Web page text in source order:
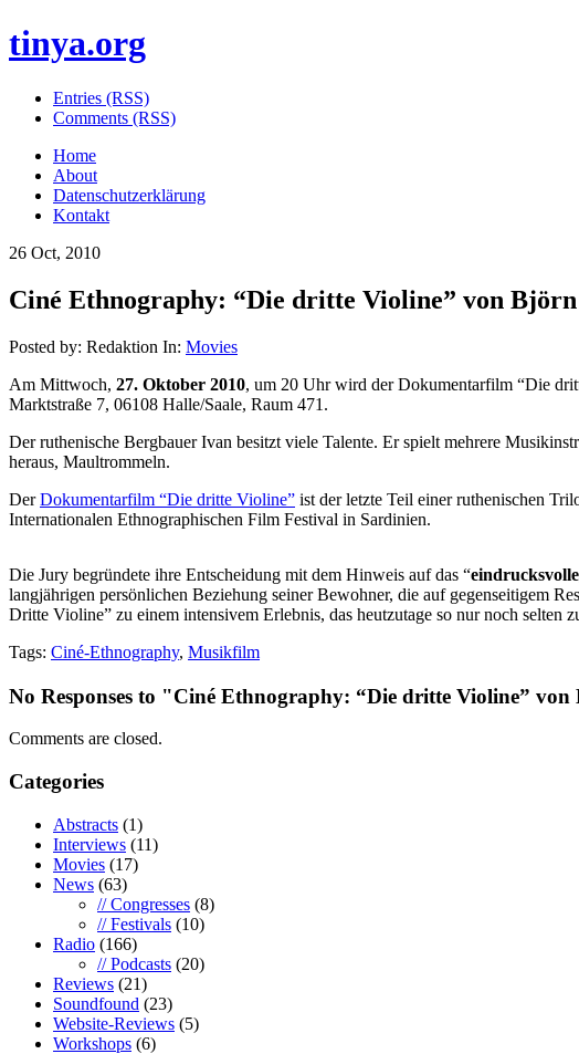
tinya.org
Entries (RSS)
Comments (RSS)
Home
About
Datenschutzerklärung
Kontakt
26 Oct, 2010
Ciné Ethnography: “Die dritte Violine” von
Posted by: Redaktion In: Movies
Am Mittwoch, 27. Oktober 2010, um 20 Uhr wird der Dokumentarfilm “Die
Marktstraße 7, 06108 Halle/Saale, Raum 471.
Der ruthenische Bergbauer Ivan besitzt viele Talente. Er spielt mehrere
heraus, Maultrommeln.
DerDokumentarfilm “Die dritte Violine” ist der letzte Teil einer ruthenischen
Internationalen Ethnographischen Film Festival in Sardinien.
Die Jury begründete ihre Entscheidung mit dem Hinweis auf das “
langjährigen persönlichen Beziehung seiner Bewohner, die auf gegenseitigem
Dritte Violine” zu einem intensivem Erlebnis, das heutzutage so nur noch selten
Tags: Ciné-Ethnography, Musikfilm
No Responses to "Ciné Ethnography: “Die dritte Violine”
Comments are closed.
Categories
Abstracts (1)
Interviews (11)
Movies (17)
News (63)
// Congresses (8)
// Festivals (10)
Radio (166)
// Podcasts (20)
Reviews (21)
Soundfound (23)
Website-Reviews (5)
Workshops (6)